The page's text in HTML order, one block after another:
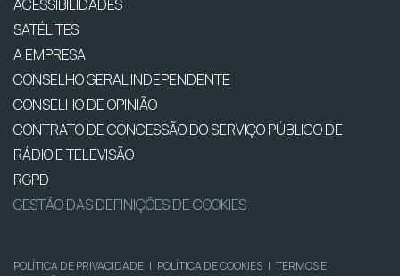
ACESSIBILIDADES
SATÉLITES
A EMPRESA
CONSELHO GERAL INDEPENDENTE
CONSELHO DE OPINIÃO
CONTRATO DE CONCESSÃO DO SERVIÇO PÚBLICO DE
RÁDIO E TELEVISÃO
RGPD
GESTÃO DAS DEFINIÇÕES DE COOKIES
POLÍTICA DE PRIVACIDADE | POLÍTICA DE COOKIES | TERMOS E